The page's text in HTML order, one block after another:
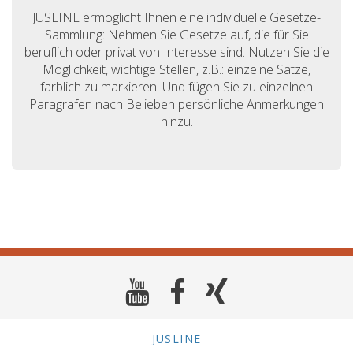
JUSLINE ermöglicht Ihnen eine individuelle Gesetze-
Sammlung: Nehmen Sie Gesetze auf, die für Sie
beruflich oder privat von Interesse sind. Nutzen Sie die
Möglichkeit, wichtige Stellen, z.B.: einzelne Sätze,
farblich zu markieren. Und fügen Sie zu einzelnen
Paragrafen nach Belieben persönliche Anmerkungen
hinzu.
JUSLINE